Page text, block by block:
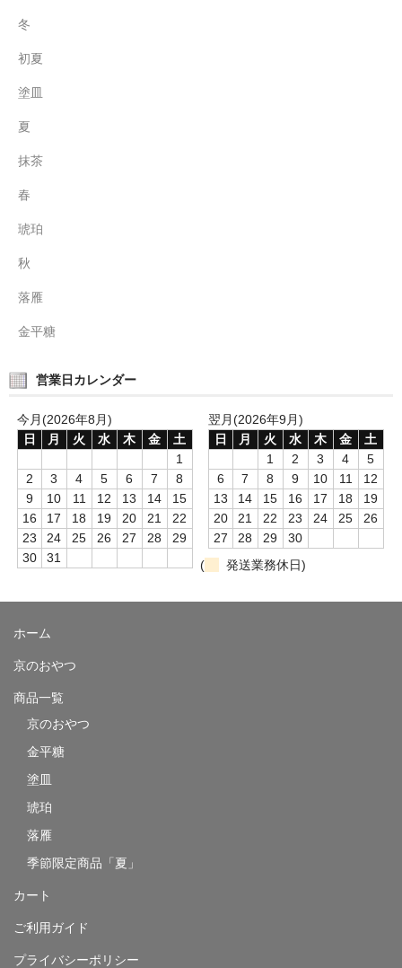
冬
初夏
塗皿
夏
抹茶
春
琥珀
秋
落雁
金平糖
営業日カレンダー
今月(2026年8月)
日
月 火 水 木 金
土
1
2
3 4 5 6 7
8
9
10 11 12 13 14
15
16
17 18 19 20 21
22
23
24 25 26 27 28
29
30
31
翌月(2026年9月)
日
月 火 水 木 金
土
1
2 3 4
5
6
7 8 9 10 11
12
13
14 15 16 17 18
19
20
21 22 23 24 25
26
27
28 29
30
(
発送業務休日)
ホーム
京のおやつ
商品一覧
京のおやつ
金平糖
塗皿
琥珀
落雁
季節限定商品「夏」
カート
ご利用ガイド
プライバシーポリシー